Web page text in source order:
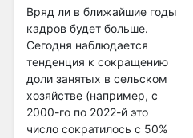
Вряд ли в ближайшие годы
кадров будет больше.
Сегодня наблюдается
тенденция к сокращению
доли занятых в сельском
хозяйстве (например, с
2000-го по 2022-й это
число сократилось с 50%